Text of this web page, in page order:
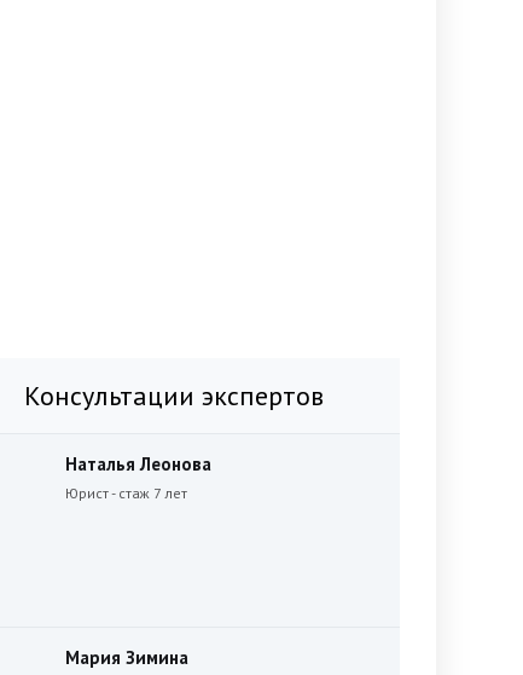
Консультации экспертов
Наталья Леонова
Юрист - стаж 7 лет
Мария Зимина